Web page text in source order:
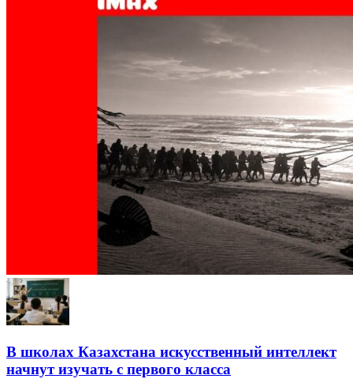
В школах Казахстана искусственный интеллект
начнут изучать с первого класса